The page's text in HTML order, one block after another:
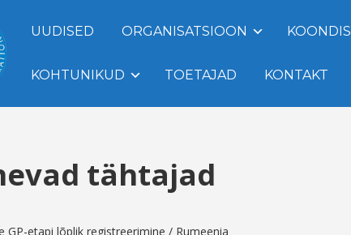
UUDISED ORGANISATSIOON KOONDIS
KOHTUNIKUD TOETAJAD KONTAKT
tähtajad
GP-etapi lõplik registreerimine / Rumeenia